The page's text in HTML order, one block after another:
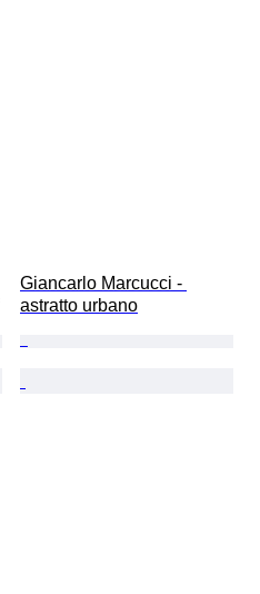
Giancarlo Marcucci -
astratto urbano